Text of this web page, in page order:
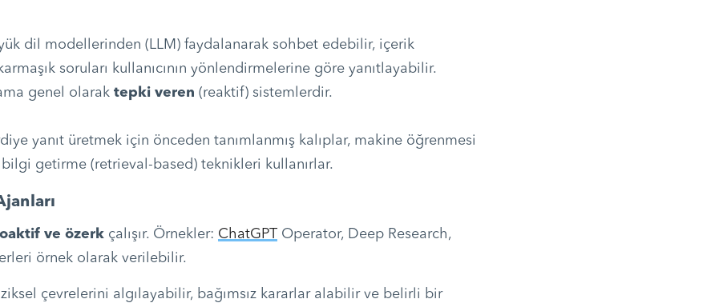
dil modellerinden (LLM) faydalanarak sohbet edebilir, içerik
soruları kullanıcının yönlendirmelerine göre yanıtlayabilir.
genel olarak tepki veren (reaktif) sistemlerdir.
yanıt üretmek için önceden tanımlanmış kalıplar, makine öğrenmesi
getirme (retrieval-based) teknikleri kullanırlar.
ve özerk çalışır. Örnekler: ChatGPT Operator, Deep Research,
örnek olarak verilebilir.
çevrelerini algılayabilir, bağımsız kararlar alabilir ve belirli bir